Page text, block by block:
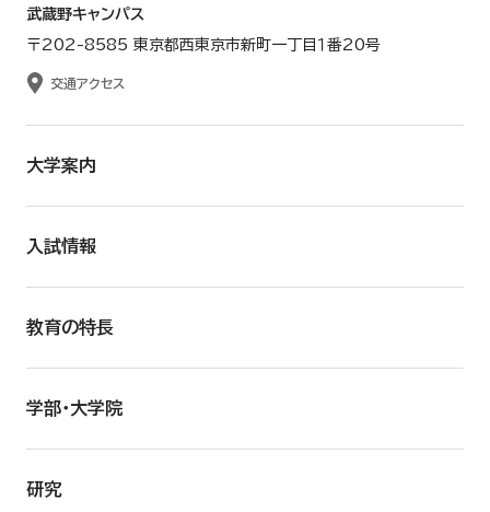
武蔵野キャンパス
〒202-8585 東京都西東京市新町一丁目１番20号
交通アクセス
大学案内
入試情報
教育の特長
学部・大学院
研究